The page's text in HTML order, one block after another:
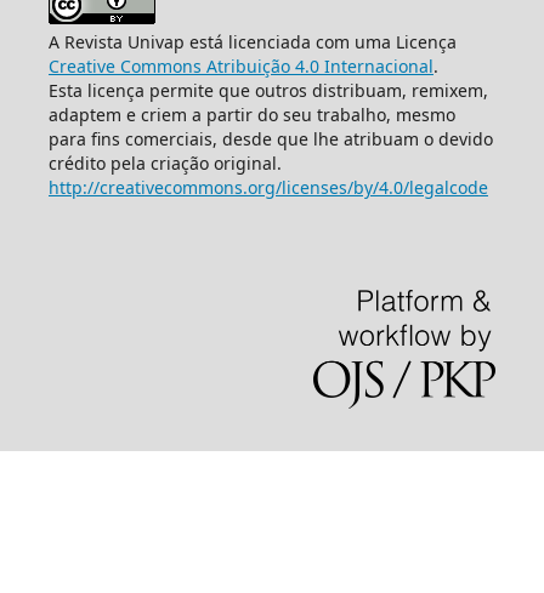
A Revista Univap está licenciada com uma Licença
Creative Commons Atribuição 4.0 Internacional.
Esta licença permite que outros distribuam, remixem,
adaptem e criem a partir do seu trabalho, mesmo
para fins comerciais, desde que lhe atribuam o devido
crédito pela criação original.
http://creativecommons.org/licenses/by/4.0/legalcode